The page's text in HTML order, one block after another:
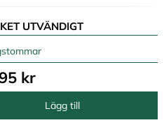
UTVÄNDIGT
kr
Lägg till